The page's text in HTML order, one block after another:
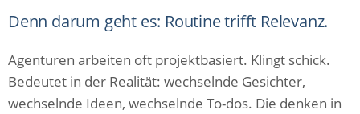
Denn darum geht es: Routine trifft Relevanz.
Agenturen arbeiten oft projektbasiert. Klingt schick.
Bedeutet in der Realität: wechselnde Gesichter,
wechselnde Ideen, wechselnde To-dos. Die denken in